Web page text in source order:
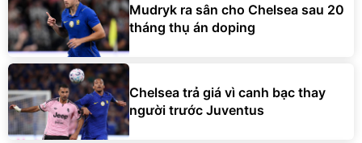
Mudryk ra sân cho Chelsea sau 20
tháng thụ án doping
Chelsea trả giá vì canh bạc thay
người trước Juventus